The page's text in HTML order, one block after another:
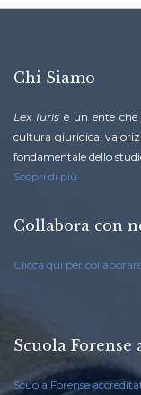
Chi Siamo
Lex Iurisè un ente che
cultura giuridica,
fondamentale dello
Scopri di più
Collabora con
Clicca qui per
Scuola Forense
Scuola Forense